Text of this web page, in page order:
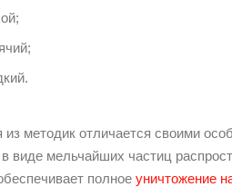
из методик отличается своими
в виде мельчайших частиц
полное уничтожение